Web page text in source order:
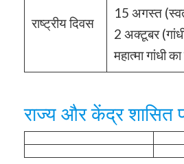
राष्ट्रीय दिवस
15 अगस्त
2 अक्टूबर
महात्मा गांधी
राज्य और केंद्र शासित